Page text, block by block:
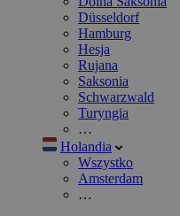
Düsseldorf
Hamburg
Hesja
Rujana
Saksonia
Schwarzwald
Turyngia
…
Holandia
Wszystko
Amsterdam
…